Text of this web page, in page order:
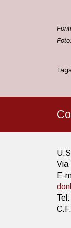
Via
E-